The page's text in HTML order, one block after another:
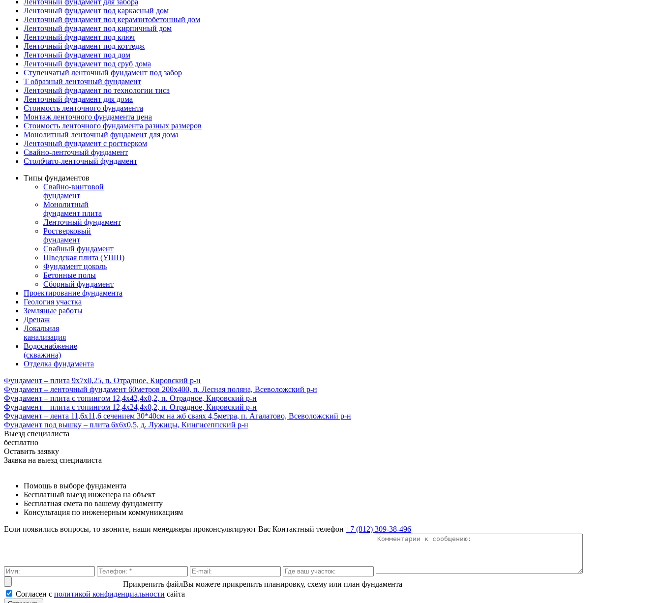
Ленточный фундамент под каркасный дом
Ленточный фундамент под керамзитобетонный дом
Ленточный фундамент под кирпичный дом
Ленточный фундамент под ключ
Ленточный фундамент под коттедж
Ленточный фундамент под дом
Ленточный фундамент под сруб дома
Ступенчатый ленточный фундамент под забор
Т образный ленточный фундамент
Ленточный фундамент по технологии тисэ
Ленточный фундамент для дома
Стоимость ленточного фундамента
Монтаж ленточного фундамента цена
Стоимость ленточного фундамента разных размеров
Монолитный ленточный фундамент для дома
Ленточный фундамент с ростверком
Свайно-ленточный фундамент
Столбчато-ленточный фундамент
Типы фундаментов
Свайно-винтовой
фундамент
Монолитный
фундамент плита
Ленточный фундамент
Ростверковый
фундамент
Свайный фундамент
Шведская плита (УШП)
Фундамент цоколь
Бетонные полы
Сборный фундамент
Проектирование фундамента
Геология участка
Земляные работы
Дренаж
Локальная
канализация
Водоснабжение
(скважина)
Отделка фундамента
Фундамент – плита 9х7х0,25, п. Отрадное, Кировский р-н
Фундамент – ленточный фундамент 60метров 200х400, п. Лесная поляна, Всеволожский р-н
Фундамент – плита с топингом 12,4х42,4х0,2, п. Отрадное, Кировский р-н
Фундамент – плита с топингом 12,4х24,4х0,2, п. Отрадное, Кировский р-н
Фундамент – лента 11,6х11,6 сечением 30*40см на жб сваях 4,5метра, п. Агалатово, Всеволожский р-н
Фундамент под вышку – плита 6х6х0,5, д. Лужицы, Кингисеппский р-н
Выезд специалиста
бесплатно
Оставить заявку
Заявка на выезд специалиста
Помощь в выборе фундамента
Бесплатный выезд инженера на объект
Бесплатная смета по вашему фундаменту
Консультация по инженерным коммуникациям
Если появились вопросы, то звоните, наши менеджеры проконсультируют Вас Контактный телефон +7 (812) 309-38-496
Прикрепить файлВы можете прикрепить планировку, схему или план фундамента
Согласен с политикой кон­фи­ден­ци­аль­нос­ти сайта